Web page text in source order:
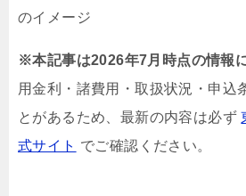
※本記事は2026年7月時点の情報
用金利・諸費用・取扱状況・申込
とがあるため、最新の内容は必ず
式サイト でご確認ください。